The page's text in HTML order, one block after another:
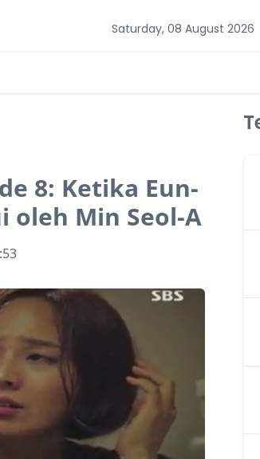
Saturday, 08 August 2026
8: Ketika Eun-
oleh Min Seol-A